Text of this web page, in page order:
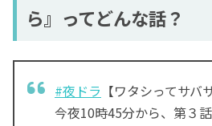
ら』ってどんな話？
#夜ドラ 【ワタシってサバ
今夜10時45分から、第３話